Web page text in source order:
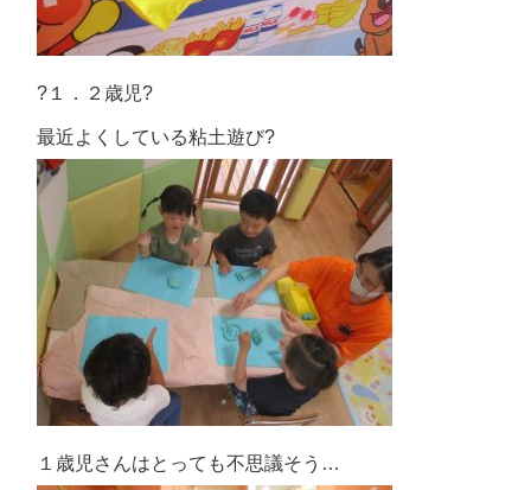
?１．２歳児?
最近よくしている粘土遊び?
１歳児さんはとっても不思議そう…